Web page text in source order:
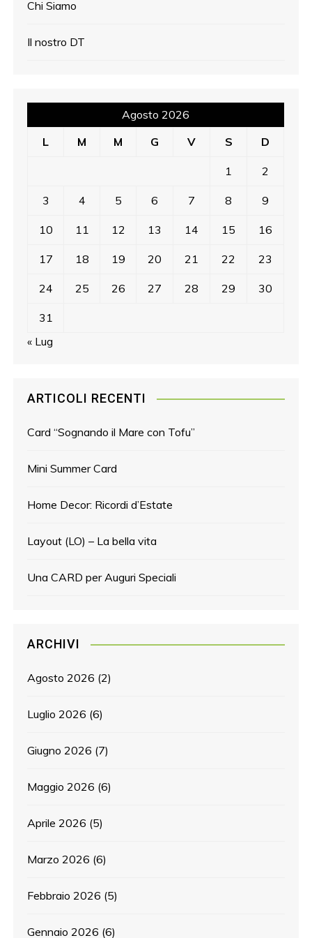
Chi Siamo
Il nostro DT
Agosto 2026
L
M M G V S D
1 2
3 4 5 6 7 8 9
10 11 12 13 14 15 16
17 18 19 20 21 22 23
24 25 26 27 28 29 30
31
« Lug
ARTICOLI RECENTI
Card “Sognando il Mare con Tofu”
Mini Summer Card
Home Decor: Ricordi d’Estate
Layout (LO) – La bella vita
Una CARD per Auguri Speciali
ARCHIVI
Agosto 2026 (2)
Luglio 2026 (6)
Giugno 2026 (7)
Maggio 2026 (6)
Aprile 2026 (5)
Marzo 2026 (6)
Febbraio 2026 (5)
Gennaio 2026 (6)